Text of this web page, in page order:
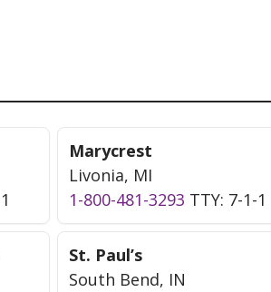
Marycrest
Livonia, MI
1-800-481-3293 TTY: 7-1-1
St. Paul’s
South Bend, IN